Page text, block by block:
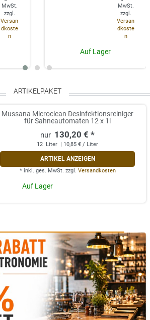
MwSt.
zzgl.
Versan
dkoste
n
MwSt.
zzgl.
Versan
dkoste
n
Auf Lager
ARTIKELPAKET
Mussana Microclean Desinfektionsreiniger
für Sahneautomaten 12 x 1l
130,20 € *
12 Liter | 10,85 € / Liter
ARTIKEL ANZEIGEN
* inkl. ges. MwSt. zzgl. Versandkosten
Auf Lager